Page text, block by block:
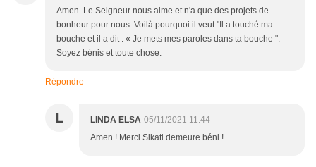
Amen. Le Seigneur nous aime et n'a que des projets de
bonheur pour nous. Voilà pourquoi il veut "Il a touché ma
bouche et il a dit : « Je mets mes paroles dans ta bouche ".
Soyez bénis et toute chose.
Répondre
L LINDA ELSA 05/11/2021 11:44
Amen ! Merci Sikati demeure béni !